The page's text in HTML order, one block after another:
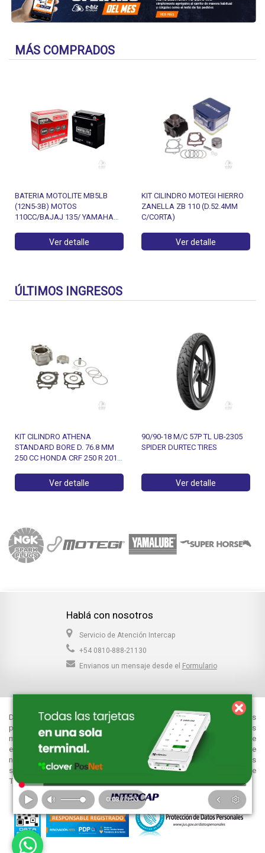
MÁS COMPRADOS
BATERIA MOTOLITE MB5LB
(12N5-3B) MOTOS
110CC/BAJAJ 135/ YAMAHA
Ver detalle
KIT CILINDRO MOTEGI HIERRO
ZANELLA ZB 110 (D.52.4MM
C/CORTA)
Ver detalle
ÚLTIMOS INGRESOS
KIT CILINDRO ATHENA
STANDARD BORE D. 76.8 MM
250 CC HONDA CRF 250 R 2014-
Ver detalle
90/90-18 M/C 57P TL UB-2305
SPIDER DURTEC TIRES
Ver detalle
Hablá con nosotros
Servicio de Atención Intercap
+54 0810-888-21130
Envianos un mensaje desde el Formulario
Desde el año 1991 estamos en el negocio de repuestos y accesorios
para motos, y desde el año 1994 nos convertimos en distribuidores
mayoristas , con una gran presencia nacional. Nuestras sucursales se
encuentran ubicadas estratégicamente en diferentes ciudades de
nuestro País: nuestra Casa Central en Reconquista (Santa Fe), y las
sucursales ubicadas en Esteban Echeverría (Buenos Aires), S.M. de
Tucumán (Tucumán) , Resistencia (Chaco) y Guaymallén (Mendoza).